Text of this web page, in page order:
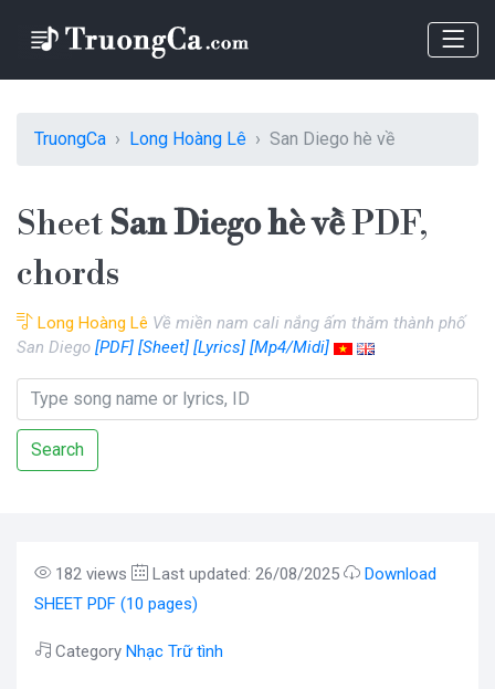
TruongCa Long Hoàng Lê San Diego hè về
Sheet San Diego hè vềPDF,
chords
Long Hoàng Lê Về miền nam cali nắng ấm thăm thành phố
San Diego [PDF] [Sheet] [Lyrics] [Mp4/Midi]
Search
182 views Last updated: 26/08/2025
Download
SHEET PDF (10 pages)
Category Nhạc Trữ tình